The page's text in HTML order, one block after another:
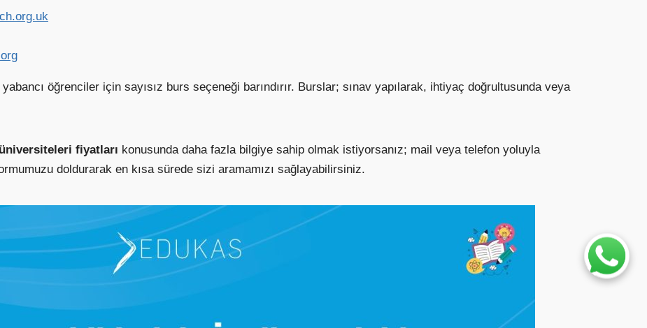
öğrenciler için sayısız burs seçeneği barındırır. Burslar; sınav yapılarak, ihtiyaç doğrultusunda veya
fiyatları konusunda daha fazla bilgiye sahip olmak istiyorsanız; mail veya telefon yoluyla
doldurarak en kısa sürede sizi aramamızı sağlayabilirsiniz.